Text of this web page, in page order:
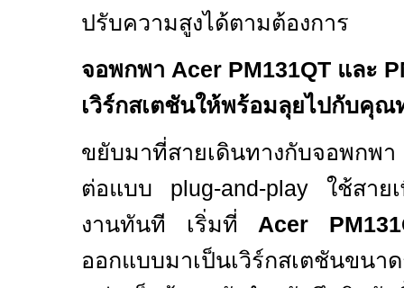
ปรับความสูงได้ตามต้องการ
จอพกพา Acer PM131QT และ
เวิร์กสเตชันให้พร้อมลุยไปกับคุณ
ขยับมาที่สายเดินทางกับจอพกพา
ต่อแบบ plug-and-play ใช้สาย
งานทันที เริ่มที่ Acer PM131
ออกแบบมาเป็นเวิร์กสเตชันขน